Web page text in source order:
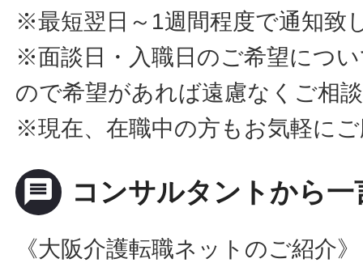
※最短翌日～1週間程度で通知致
※面談日・入職日のご希望につ
ので希望があれば遠慮なくご相
※現在、在職中の方もお気軽に
message コンサルタントから一
《大阪介護転職ネットのご紹介》